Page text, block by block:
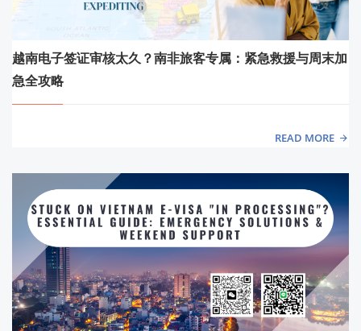
越南电子签证审核太久？南非旅客专属：紧急救援与周末加
急全攻略
READ MORE